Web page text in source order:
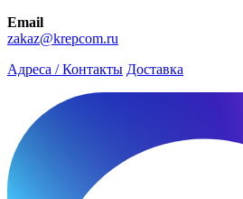
Email
zakaz@krepcom.ru
Адреса / Контакты Доставка